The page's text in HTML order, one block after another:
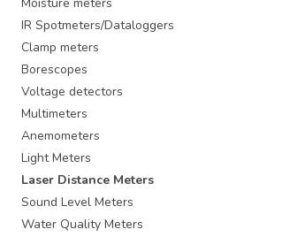
IR Spotmeters/Dataloggers
Clamp meters
Borescopes
Voltage detectors
Multimeters
Anemometers
Light Meters
Laser Distance Meters
Sound Level Meters
Water Quality Meters